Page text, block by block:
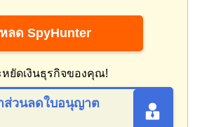
ลด SpyHunter
หยัดเงินธุรกิจของคุณ!
ส่วนลดใบอนุญาต